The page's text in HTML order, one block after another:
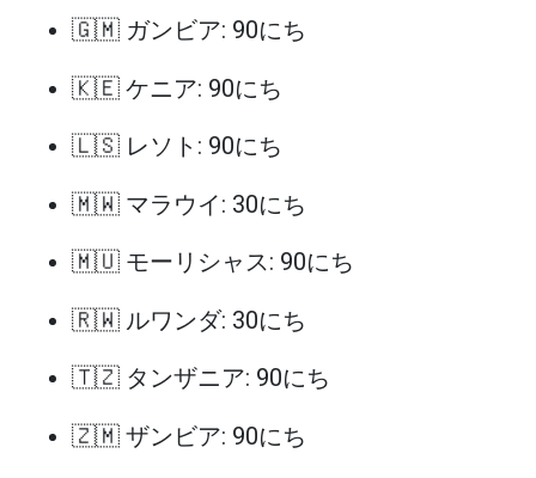
🇬🇲 ガンビア: 90にち
🇰🇪 ケニア: 90にち
🇱🇸 レソト: 90にち
🇲🇼 マラウイ: 30にち
🇲🇺 モーリシャス: 90にち
🇷🇼 ルワンダ: 30にち
🇹🇿 タンザニア: 90にち
🇿🇲 ザンビア: 90にち